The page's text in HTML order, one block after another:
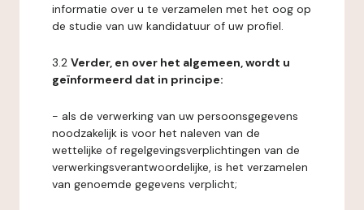
informatie over u te verzamelen met het oog op
de studie van uw kandidatuur of uw profiel.
3.2 Verder, en over het algemeen, wordt u
geïnformeerd dat in principe:
- als de verwerking van uw persoonsgegevens
noodzakelijk is voor het naleven van de
wettelijke of regelgevingsverplichtingen van de
verwerkingsverantwoordelijke, is het verzamelen
van genoemde gegevens verplicht;